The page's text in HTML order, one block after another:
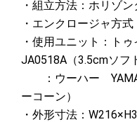
・組立方法：ホリゾ
・エンクロージャ方
・使用ユニット：ト
JA0518A（3.5cmソフ
：ウーハー
ーコーン）
・外形寸法：